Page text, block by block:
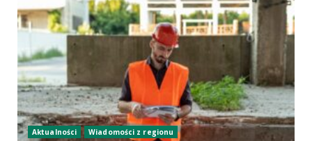
Aktualności Wiadomości z regionu